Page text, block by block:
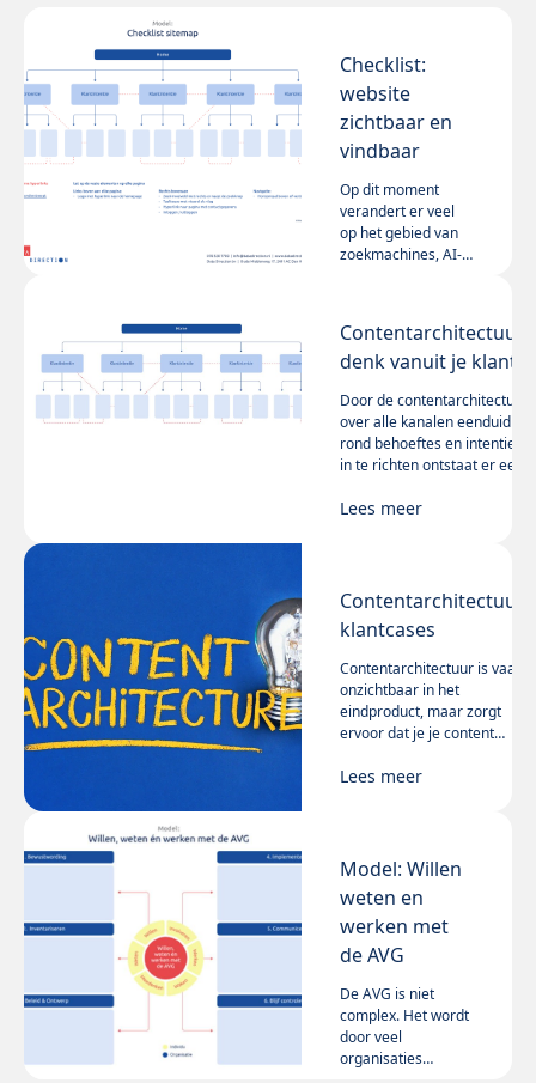
Checklist:
website
zichtbaar en
vindbaar
Op dit moment
verandert er veel
op het gebied van
zoekmachines, AI-
wetgeving. Om nog
relevant te zijn op
websites
fundamenteel
anders worden
ingericht dan we
checklist Website
Contentarchitectuur:
denk vanuit je klant
Door de contentarchitectuur
over alle kanalen eenduidig
rond behoeftes en intenties
in te richten ontstaat er een
vraaggerichte
Lees meer
Contentarchitectuur:
klantcases
Contentarchitectuur is vaak
onzichtbaar in het
eindproduct, maar zorgt
ervoor dat je je content
presenteert én efficiënt kunt
Lees meer
Model: Willen
weten en
werken met
de AVG
De AVG is niet
complex. Het wordt
door veel
organisaties